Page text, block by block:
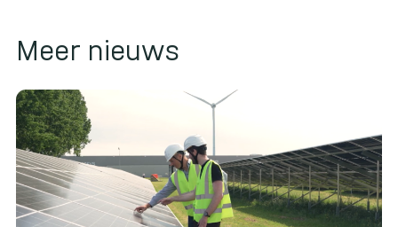
Meer nieuws